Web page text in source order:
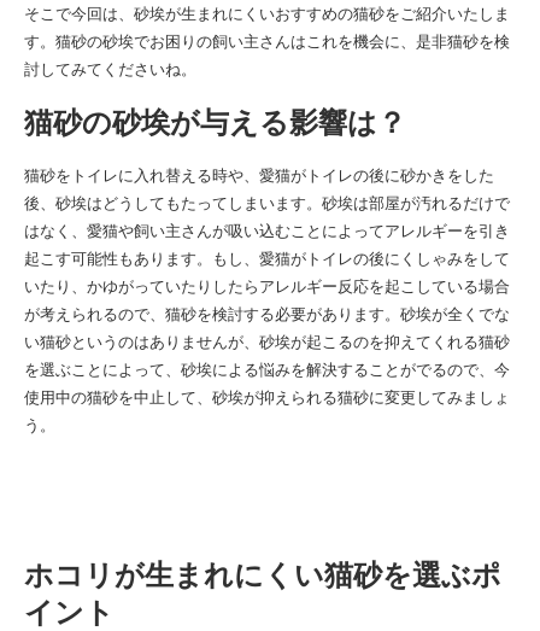
そこで今回は、砂埃が生まれにくいおすすめの猫砂をご紹介いたしま
す。猫砂の砂埃でお困りの飼い主さんはこれを機会に、是非猫砂を検
討してみてくださいね。
猫砂の砂埃が与える影響は？
猫砂をトイレに入れ替える時や、愛猫がトイレの後に砂かきをした
後、砂埃はどうしてもたってしまいます。砂埃は部屋が汚れるだけで
はなく、愛猫や飼い主さんが吸い込むことによってアレルギーを引き
起こす可能性もあります。もし、愛猫がトイレの後にくしゃみをして
いたり、かゆがっていたりしたらアレルギー反応を起こしている場合
が考えられるので、猫砂を検討する必要があります。砂埃が全くでな
い猫砂というのはありませんが、砂埃が起こるのを抑えてくれる猫砂
を選ぶことによって、砂埃による悩みを解決することがでるので、今
使用中の猫砂を中止して、砂埃が抑えられる猫砂に変更してみましょ
う。
ホコリが生まれにくい猫砂を選ぶポ
イント